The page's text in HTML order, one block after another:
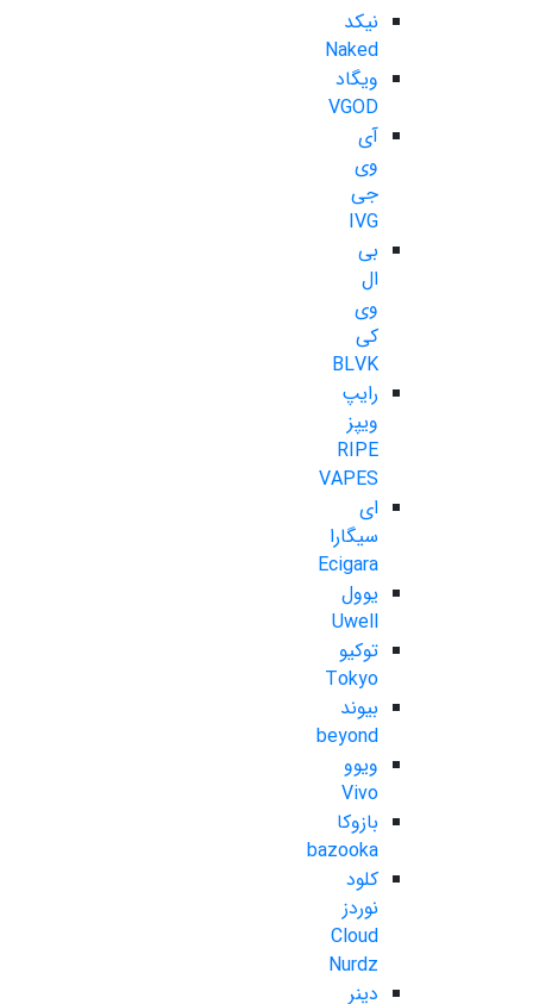
نیکد
Naked
ویگاد
VGOD
آی
وی
جی
IVG
بی
ال
وی
کی
BLVK
رایپ
ویپز
RIPE
VAPES
ای
سیگارا
Ecigara
یوول
Uwell
توکیو
Tokyo
بیوند
beyond
ویوو
Vivo
بازوکا
bazooka
کلود
نوردز
Cloud
Nurdz
دینر